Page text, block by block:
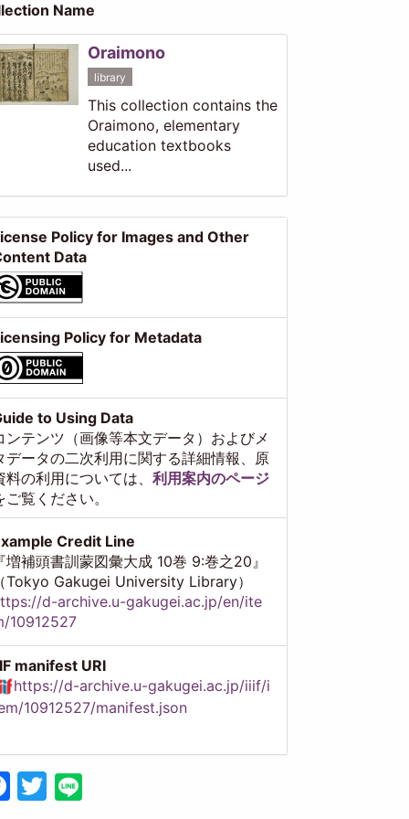
Name
Oraimono
library
This collection contains the
Oraimono, elementary
education textbooks
used...
Policy for Images and Other
Data
Policy for Metadata
to Using Data
ンテンツ（画像等本文データ）およびメ
データの二次利用に関する詳細情報、原
料の利用については、 利用案内のページ
ご覧ください。
Credit Line
増補頭書訓蒙図彙大成 10巻 9:巻之20』
Tokyo Gakugei University Library）
d-archive.u-gakugei.ac.jp/en/ite
10912527
manifest URI
https://d-archive.u-gakugei.ac.jp/iiif/i
10912527/manifest.json
Facebook
Twitter